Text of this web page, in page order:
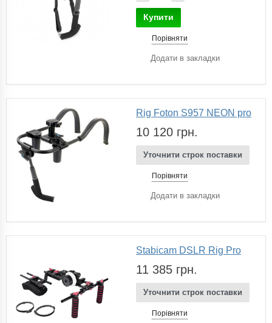
Купити
Порівняти
Додати в закладки
Rig Foton S957 NEON pro
10 120 грн.
Уточнити строк поставки
Порівняти
Додати в закладки
Stabicam DSLR Rig Pro
11 385 грн.
Уточнити строк поставки
Порівняти